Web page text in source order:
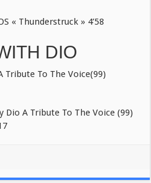
» 4’58
DIO
To The Voice(99)
A Tribute To The Voice (99)